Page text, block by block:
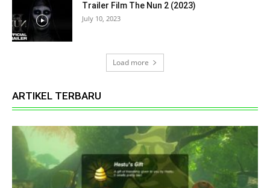
Trailer Film The Nun 2 (2023)
July 10, 2023
Load more
ARTIKEL TERBARU